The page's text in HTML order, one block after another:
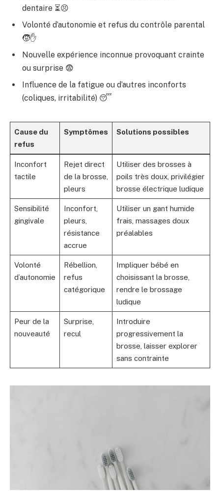
dentaire ⏳😣
Volonté d’autonomie et refus du contrôle parental
🧒✋
Nouvelle expérience inconnue provoquant crainte
ou surprise 😨
Influence de la fatigue ou d’autres inconforts
(coliques, irritabilité) 😴
Cause du
refus
Symptômes Solutions possibles
Inconfort
tactile
Rejet direct
de la brosse,
pleurs
Utiliser des brosses à
poils très doux, privilégier
brosse électrique ludique
Sensibilité
gingivale
Inconfort,
pleurs,
résistance
accrue
Utiliser un gant humide
frais, massages doux
préalables
Volonté
d’autonomie
Rébellion,
refus
catégorique
Impliquer bébé en
choisissant la brosse,
rendre le brossage
ludique
Peur de la
nouveauté
Surprise,
recul
Introduire
progressivement la
brosse, laisser explorer
sans contrainte